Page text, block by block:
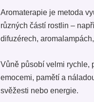
Aromaterapie je metoda
různých částí rostlin –
difuzérech,
Vůně působí velmi rychle,
emocemi, pamětí a
svěžesti nebo energie.